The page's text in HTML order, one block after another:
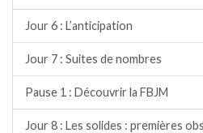
Jour 6 : L’anticipation
Jour 7 : Suites de nombres
Pause 1 : Découvrir la FBJM
Jour 8 : Les solides : premières